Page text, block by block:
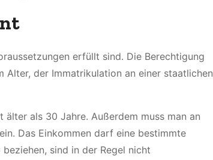
erfüllt sind. Die Berechtigung
Alter, der Immatrikulation an einer staatlichen
als 30 Jahre. Außerdem muss man an
Das Einkommen darf eine bestimmte
sind in der Regel nicht